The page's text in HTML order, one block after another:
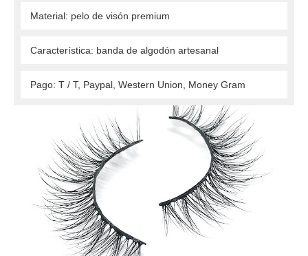
Material: pelo de visón premium
Característica: banda de algodón artesanal
Pago: T / T, Paypal, Western Union, Money Gram